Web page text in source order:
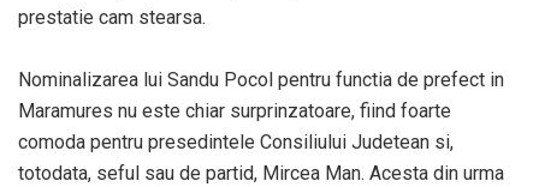
prestatie cam stearsa.
Nominalizarea lui Sandu Pocol pentru functia de prefect in
Maramures nu este chiar surprinzatoare, fiind foarte
comoda pentru presedintele Consiliului Judetean si,
totodata, seful sau de partid, Mircea Man. Acesta din urma